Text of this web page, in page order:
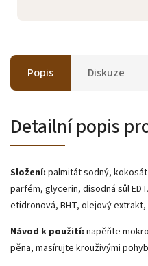
Popis Diskuze
Detailní popis
Složení: palmitát sodný,
parfém, glycerin, disodná sůl
etidronová, BHT, olejový
Návod k použití: napěňte
pěna, masírujte krouživými